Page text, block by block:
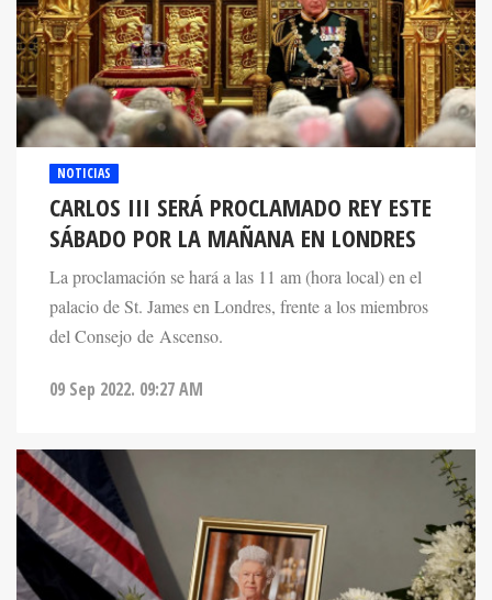
NOTICIAS
CARLOS III SERÁ PROCLAMADO REY ESTE
SÁBADO POR LA MAÑANA EN LONDRES
La proclamación se hará a las 11 am (hora local) en el
palacio de St. James en Londres, frente a los miembros
del Consejo de Ascenso.
09 Sep 2022. 09:27 AM